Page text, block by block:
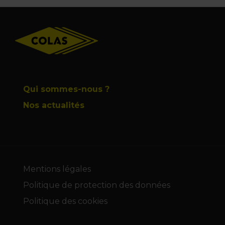
Qui sommes-nous ?
Nos actualités
Mentions légales
Politique de protection des données
Politique des cookies